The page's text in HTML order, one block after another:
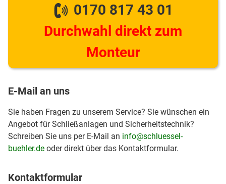
0170 817 43 01
Durchwahl direkt zum
Monteur
E-Mail an uns
Sie haben Fragen zu unserem Service? Sie wünschen ein
Angebot für Schließanlagen und Sicherheitstechnik?
Schreiben Sie uns per E-Mail an info@schluessel-
buehler.de oder direkt über das Kontaktformular.
Kontaktformular